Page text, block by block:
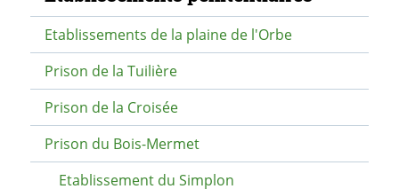
Etablissements de la plaine de l'Orbe
Prison de la Tuilière
Prison de la Croisée
Prison du Bois-Mermet
Etablissement du Simplon